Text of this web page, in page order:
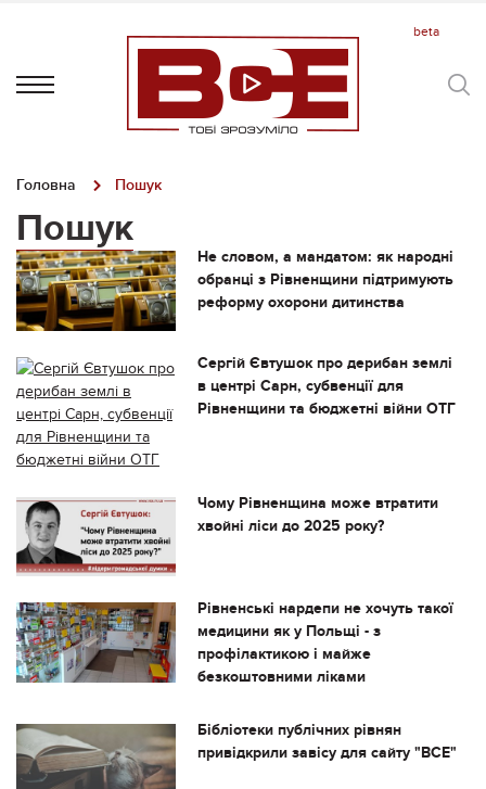
Головна Пошук
Пошук
Не словом, а мандатом: як народні
обранці з Рівненщини підтримують
реформу охорони дитинства
Сергій Євтушок про дерибан землі
в центрі Сарн, субвенції для
Рівненщини та бюджетні війни ОТГ
Чому Рівненщина може втратити
хвойні ліси до 2025 року?
Рівненські нардепи не хочуть такої
медицини як у Польщі - з
профілактикою і майже
безкоштовними ліками
Бібліотеки публічних рівнян
привідкрили завісу для сайту "ВСЕ"